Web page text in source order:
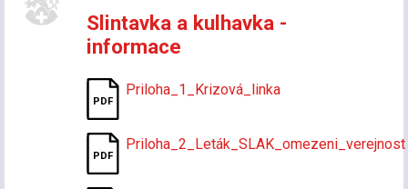
Slintavka a kulhavka -
informace
Priloha_1_Krizová_linka
Priloha_2_Leták_SLAK_omezeni_verejnost